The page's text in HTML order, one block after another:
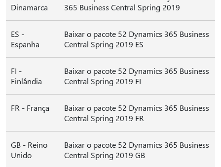
Dinamarca
365 Business Central Spring 2019
ES -
Espanha
Baixar o pacote 52 Dynamics 365 Business
Central Spring 2019 ES
FI -
Finlândia
Baixar o pacote 52 Dynamics 365 Business
Central Spring 2019 FI
FR - França
Baixar o pacote 52 Dynamics 365 Business
Central Spring 2019 FR
GB - Reino
Unido
Baixar o pacote 52 Dynamics 365 Business
Central Spring 2019 GB